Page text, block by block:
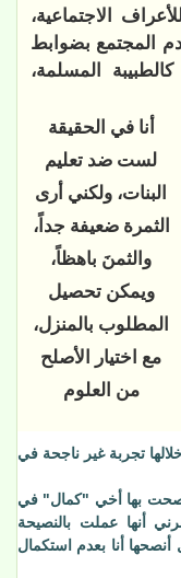
الاجتماعية،
المجتمع بضوابط
المسلمة،
أنا في الحقيقة
لست ضد تعليم
البنات، ولكني أرى
الثمرة ضعيفة جداً،
والثمنَ باهظاً،
ويمكن تحصيل
المطلوب بالمنزل،
مع اختيار الأصلح
من العلوم
تجربة غير ناجحة في
بها أخي "كمال" في
أنها عملت بالنصيحة
أنا بعدم استكمال